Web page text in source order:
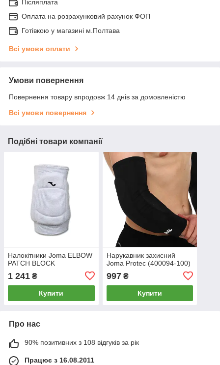
Післяплата
Оплата на розрахунковий рахунок ФОП
Готівкою у магазині м.Полтава
Всі умови оплати
Умови повернення
Повернення товару впродовж 14 днів за домовленістю
Всі умови повернення
Подібні товари компанії
Налокітники Joma ELBOW
PATCH BLOCK
1 241 ₴
Купити
Нарукавник захисний
Joma Protec (400094-100)
997₴
Купити
Про нас
90% позитивних з 108 відгуків за рік
Працює з 16.08.2011